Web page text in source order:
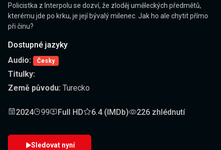
Policistka z Interpolu se dozví, že zloděj uměleckých předmětů,
kterému jde po krku, je její bývalý milenec. Jak ho ale chytit přímo
při činu?
Dostupné jazyky
Audio:
Česky
Titulky:
Země původu: Turecko
2024 99 Full HD 6.4 (IMDb) 226 zhlédnutí
Sledovat nyní